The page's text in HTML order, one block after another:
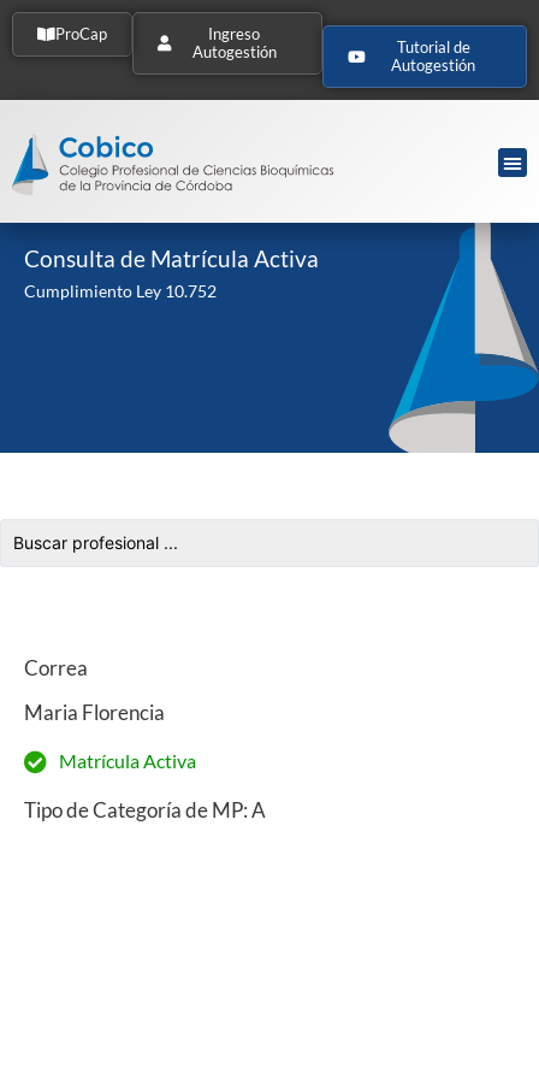
ProCap
Ingreso
Autogestión
Tutorial de
Autogestión
Consulta de Matrícula Activa
Cumplimiento Ley 10.752
Correa
Maria Florencia
Matrícula Activa
Tipo de Categoría de MP: A